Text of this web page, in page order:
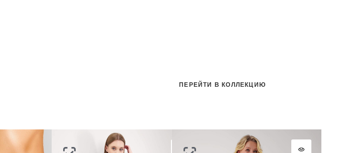
ПЕРЕЙТИ В КОЛЛЕКЦИЮ